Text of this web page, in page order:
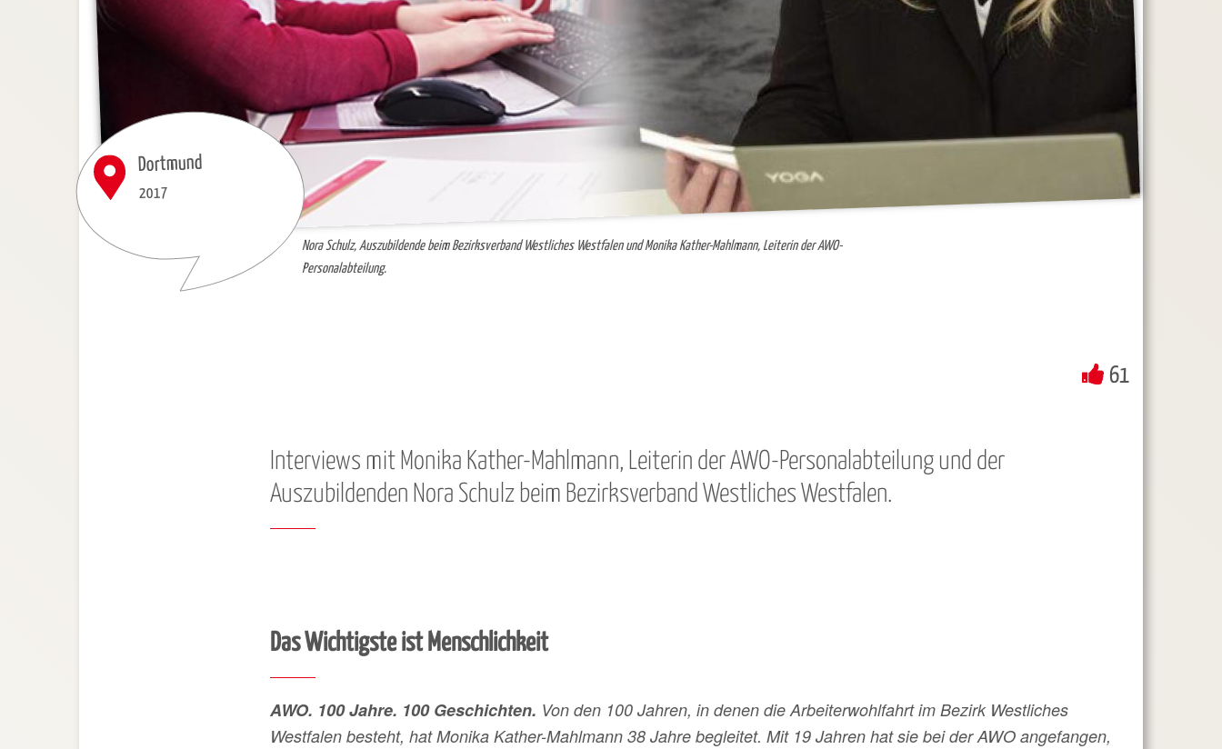
Dortmund
2017
Nora Schulz, Auszubildende beim Bezirksverband Westliches Westfalen undMonika Kather-Mahlmann, Leiterin der AWO-
Personalabteilung.
61
Interviews mit Monika Kather-Mahlmann, Leiterin der AWO-Personalabteilung und der
Auszubildenden Nora Schulz beim Bezirksverband Westliches Westfalen.
Das Wichtigste ist Menschlichkeit
AWO. 100 Jahre. 100 Geschichten. Von den 100 Jahren, in denen die Arbeiterwohlfahrt im Bezirk Westliches
Westfalen besteht, hat Monika Kather-Mahlmann 38 Jahre begleitet. Mit 19 Jahren hat sie bei der AWO angefangen,